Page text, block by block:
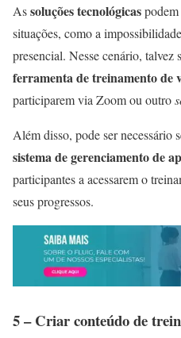
Assoluções tecnológicas
situações, como a
presencial. Nesse cenário, talvez
ferramenta de treinamento de
participarem via Zoom ou outro
Além disso, pode ser necessário
sistema de gerenciamento de
participantes a acessarem o
seus progressos.
5 – Criar conteúdo de